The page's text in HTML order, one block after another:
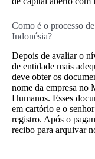
Como é o processo
Indonésia?
Depois de avaliar o
de entidade mais
deve obter os
nome da empresa no
Humanos. Esses
em cartório e o
registro. Após o
recibo para arquivar